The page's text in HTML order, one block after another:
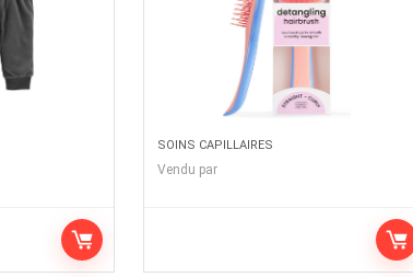
SOINS CAPILLAIRES
Vendu par